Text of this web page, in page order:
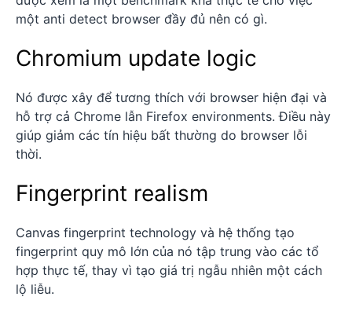
một anti detect browser đầy đủ nên có gì.
Chromium update logic
Nó được xây để tương thích với browser hiện đại và
hỗ trợ cả Chrome lẫn Firefox environments. Điều này
giúp giảm các tín hiệu bất thường do browser lỗi
thời.
Fingerprint realism
Canvas fingerprint technology và hệ thống tạo
fingerprint quy mô lớn của nó tập trung vào các tổ
hợp thực tế, thay vì tạo giá trị ngẫu nhiên một cách
lộ liễu.